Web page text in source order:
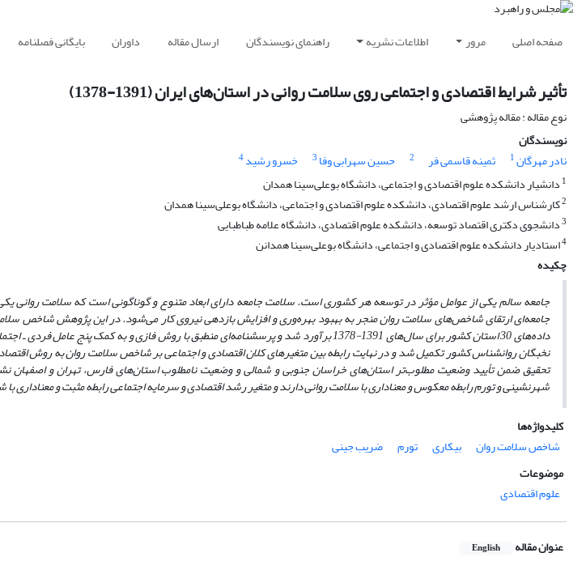
صفحه اصلی مرور اطلاعات نشریه راهنمای نویسندگان ارسال مقاله داوران بایگانی فصلنامه
تأثیر شرایط اقتصادی و اجتماعی روی سلامت روانی در استان‌های ایران (1391-1378)
نوع مقاله : مقاله پژوهشی
نویسندگان
نادر مهرگان1 ثمینه قاسمی فر 2 حسین سهرابی وفا 3 خسرو رشید4
1 دانشیار دانشکده علوم اقتصادی و اجتماعی، دانشگاه بوعلی‌سینا همدان
2کارشناس ارشد علوم اقتصادی، دانشکده علوم اقتصادی و اجتماعی، دانشگاه بوعلی‌سینا همدان
3دانشجوی دکتری اقتصاد توسعه، دانشکده علوم اقتصادی، دانشگاه علامه طباطبایی
4استادیار دانشکده علوم اقتصادی و اجتماعی، دانشگاه بوعلی‌سینا همدانن
چکیده
جامعه سالم یکی از عوامل مؤثر در توسعه هر کشوری است. سلامت جامعه دارای ابعاد متنوع و گوناگونی است که سلامت روانی
جامعه‌ای ارتقای شاخص‌های سلامت روان منجر به بهبود بهره‌وری و افزایش بازدهی نیروی کار می‌شود. در این پژوهش شاخص
تحقیق ضمن تأیید وضعیت مطلوب‌تر استان‌های خراسان جنوبی و شمالی و وضعیت نامطلوب استان‌های فارس، تهران و اصفهان
شهرنشینی و تورم رابطه معکوس و معناداری با سلامت روانی دارند و متغیر رشد اقتصادی و سرمایه اجتماعی رابطه مثبت و معناداری
کلیدواژه‌ها
شاخص سلامت روان
بیکاری تورم
ضریب جینی
موضوعات
علوم اقتصادی
عنوان مقاله English